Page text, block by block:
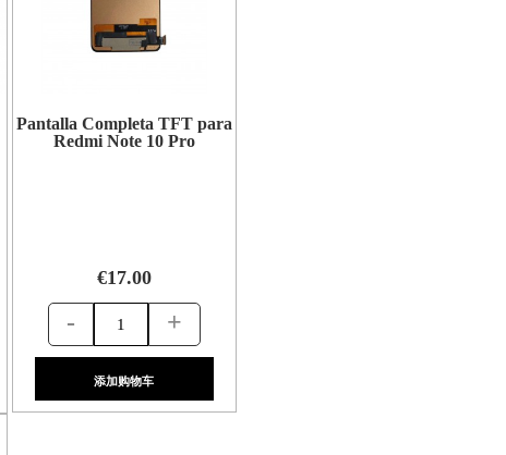
Pantalla Completa TFT para
Redmi Note 10 Pro
€17.00
- +
添加购物车